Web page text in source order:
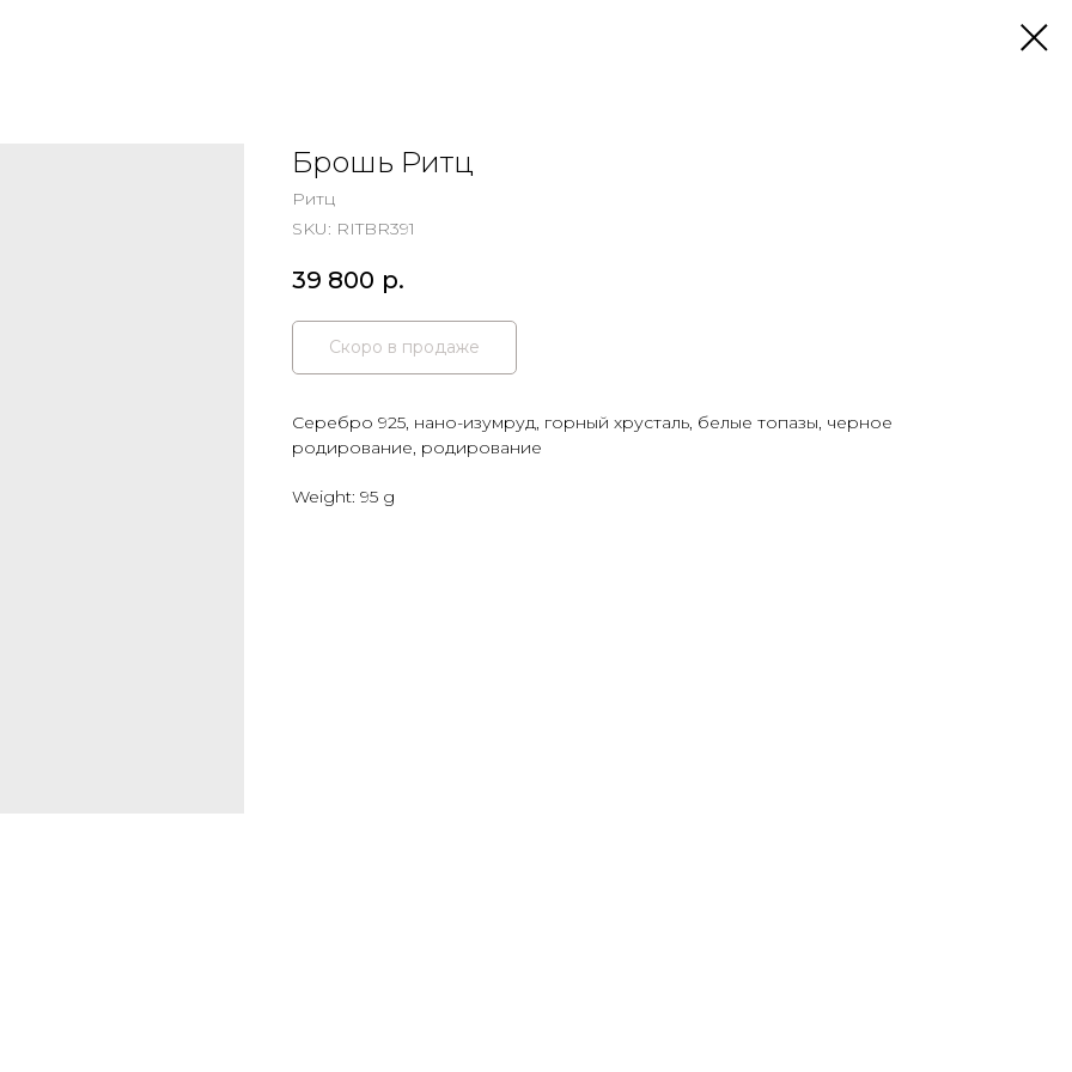
Брошь Ритц
Ритц
SKU: RITBR391
39 800 р.
Серебро 925, нано-изумруд, горный хрусталь, белые топазы, черное
родирование, родирование
Weight: 95 g